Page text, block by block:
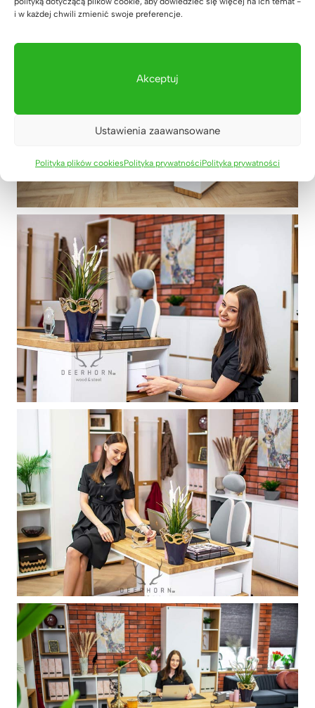
i w każdej chwili zmienić swoje preferencje.
Akceptuj
Ustawienia zaawansowane
Polityka plików cookiesPolityka prywatnościPolityka prywatności